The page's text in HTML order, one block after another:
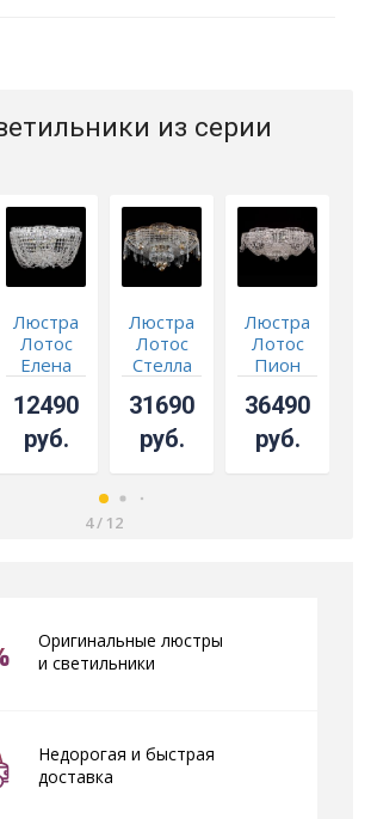
из серии
Люстра
Лотос
Елена
12490
руб.
Люстра
Лотос
Стелла
700 мм
31690
руб.
Люстра
Лотос
Пион
36490
руб.
4/ 12
Оригинальные люстры
и светильники
Недорогая и быстрая
доставка